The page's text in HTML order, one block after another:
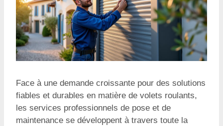
Face à une demande croissante pour des solutions
fiables et durables en matière de volets roulants,
les services professionnels de pose et de
maintenance se développent à travers toute la